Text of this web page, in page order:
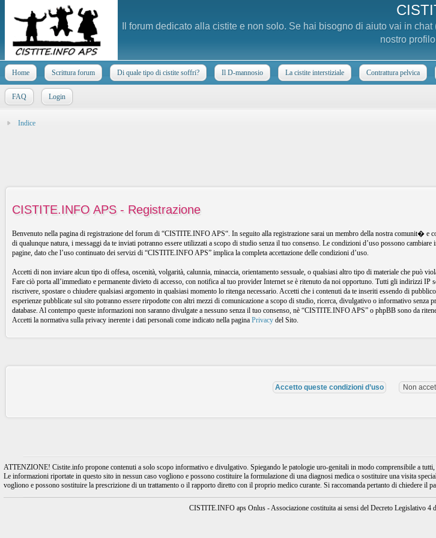
Il forum dedicato alla cistite e non solo. Se hai bisogno di aiuto vai in
nostro
Home Scrittura forum Di quale tipo di cistite soffri? Il D-mannosio La cistite interstiziale Contrattura pelvica
FAQ Login
Indice
CISTITE.INFO APS - Registrazione
Benvenuto nella pagina di registrazione del forum di “CISTITE.INFO APS“. In seguito alla registrazione sarai un membro della nostra comunit� e
di qualunque natura, i messaggi da te inviati potranno essere utilizzati a scopo di studio senza il tuo consenso. Le condizioni d’uso possono
pagine, dato che l’uso continuato dei servizi di “CISTITE.INFO APS” implica la completa accettazione delle condizioni d’uso.
Accetti di non inviare alcun tipo di offesa, oscenità, volgarità, calunnia, minaccia, orientamento sessuale, o qualsiasi altro tipo di materiale che può
Fare ciò porta all’immediato e permanente divieto di accesso, con notifica al tuo provider Internet se è ritenuto da noi opportuno. Tutti gli indirizzi
riscrivere, spostare o chiudere qualsiasi argomento in qualsiasi momento lo ritenga necessario. Accetti che i contenuti da te inseriti essendo di
esperienze pubblicate sul sito potranno essere rirpodotte con altri mezzi di comunicazione a scopo di studio, ricerca, divulgativo o informativo
database. Al contempo queste informazioni non saranno divulgate a nessuno senza il tuo consenso, nè “CISTITE.INFO APS” o phpBB sono da
Accetti la normativa sulla privacy inerente i dati personali come indicato nella pagina Privacy del Sito.
ATTENZIONE! Cistite.info propone contenuti a solo scopo informativo e divulgativo. Spiegando le patologie uro-genitali in modo comprensibile a
Le informazioni riportate in questo sito in nessun caso vogliono e possono costituire la formulazione di una diagnosi medica o sostituire una visita
vogliono e possono sostituire la prescrizione di un trattamento o il rapporto diretto con il proprio medico curante. Si raccomanda pertanto di chiedere il
CISTITE.INFO aps Onlus - Associazione costituita ai sensi del Decreto Legislativo